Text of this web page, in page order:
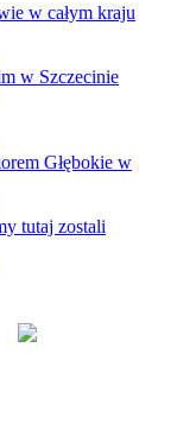
w całym kraju
w Szczecinie
Głębokie w
tutaj zostali